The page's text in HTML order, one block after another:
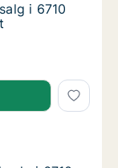
i 6710
i 6710
i 6710
i 6710
Esbjerg V,